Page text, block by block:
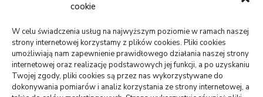
cookie
W celu świadczenia usług na najwyższym poziomie w ramach naszej
strony internetowej korzystamy z plików cookies. Pliki cookies
umożliwiają nam zapewnienie prawidłowego działania naszej strony
internetowej oraz realizację podstawowych jej funkcji, a po uzyskaniu
Twojej zgody, pliki cookies są przez nas wykorzystywane do
dokonywania pomiarów i analiz korzystania ze strony internetowej, a
system, płyta?
05/08/2026
USŁUGI
PR dla marki osobistej, gdy social